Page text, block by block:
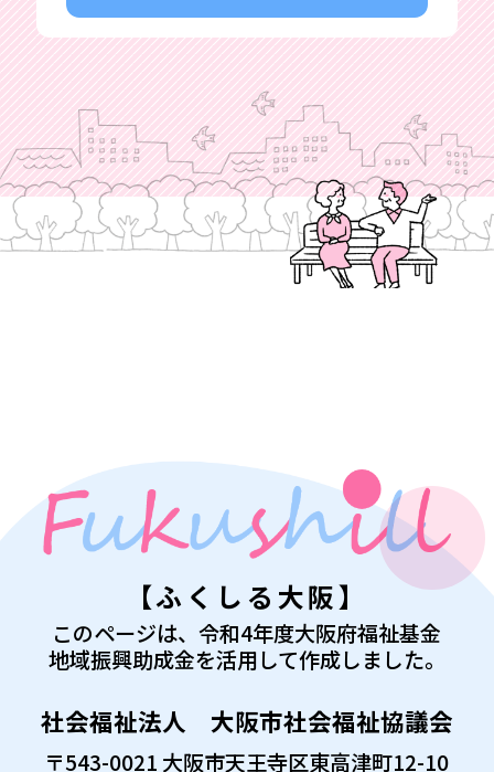
【ふくしる大阪】
このページは、令和4年度大阪府福祉基金
地域振興助成金を活用して作成しました。
社会福祉法人 大阪市社会福祉協議会
〒543-0021 大阪市天王寺区東高津町12-10